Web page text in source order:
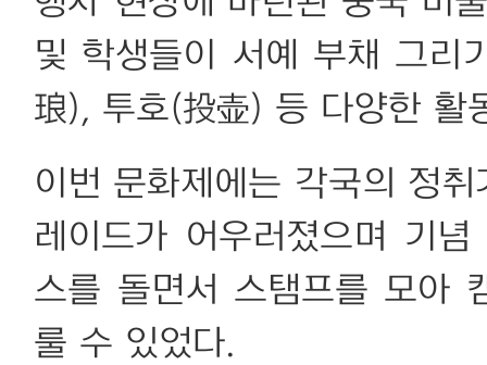
및 학생들이 서예 부채 그리
琅), 투호(投壶) 등 다양한 활
이번 문화제에는 각국의 정
레이드가 어우러졌으며 기
스를 돌면서 스탬프를 모아
룰 수 있었다.